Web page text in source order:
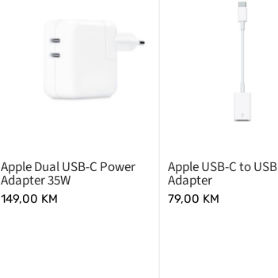
Apple Dual USB-C Power
Adapter 35W
149,00 KM
Apple USB-C to USB
Adapter
79,00 KM